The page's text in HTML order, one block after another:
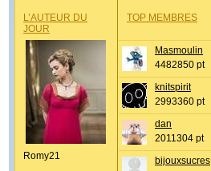
L’AUTEUR DU
JOUR
Romy21
TOP MEMBRES
Masmoulin
4482850 pt
knitspirit
2993360 pt
dan
2011304 pt
bijouxsucres